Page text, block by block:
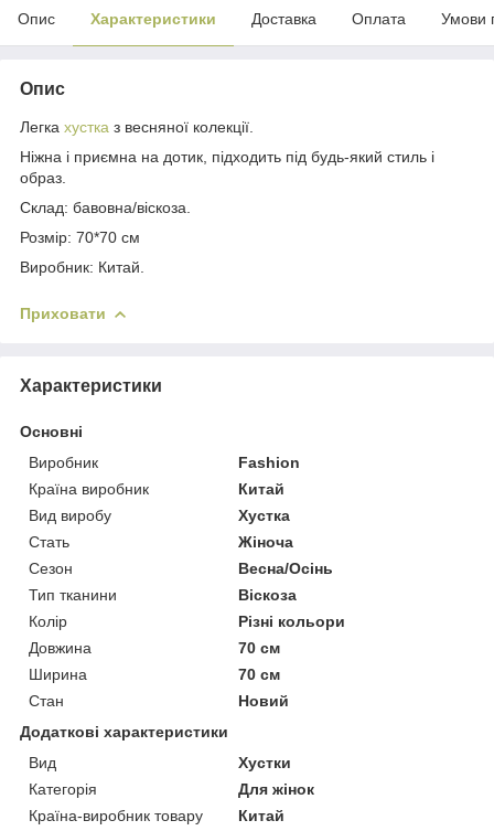
Опис Характеристики Доставка Оплата Умови
Опис
Легка хустка з весняної колекції.
Ніжна і приємна на дотик, підходить під будь-який стиль і
образ.
Склад: бавовна/віскоза.
Розмір: 70*70 см
Виробник: Китай.
Приховати
Характеристики
Основні
Виробник
Fashion
Країна виробник
Китай
Вид виробу
Хустка
Стать
Жіноча
Сезон
Весна/Осінь
Тип тканини
Віскоза
Колір
Різні кольори
Довжина
70 см
Ширина
70 см
Стан
Новий
Додаткові характеристики
Вид
Хустки
Категорія
Для жінок
Країна-виробник товару
Китай